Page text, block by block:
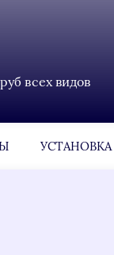
всех видов
УСТАНОВКА